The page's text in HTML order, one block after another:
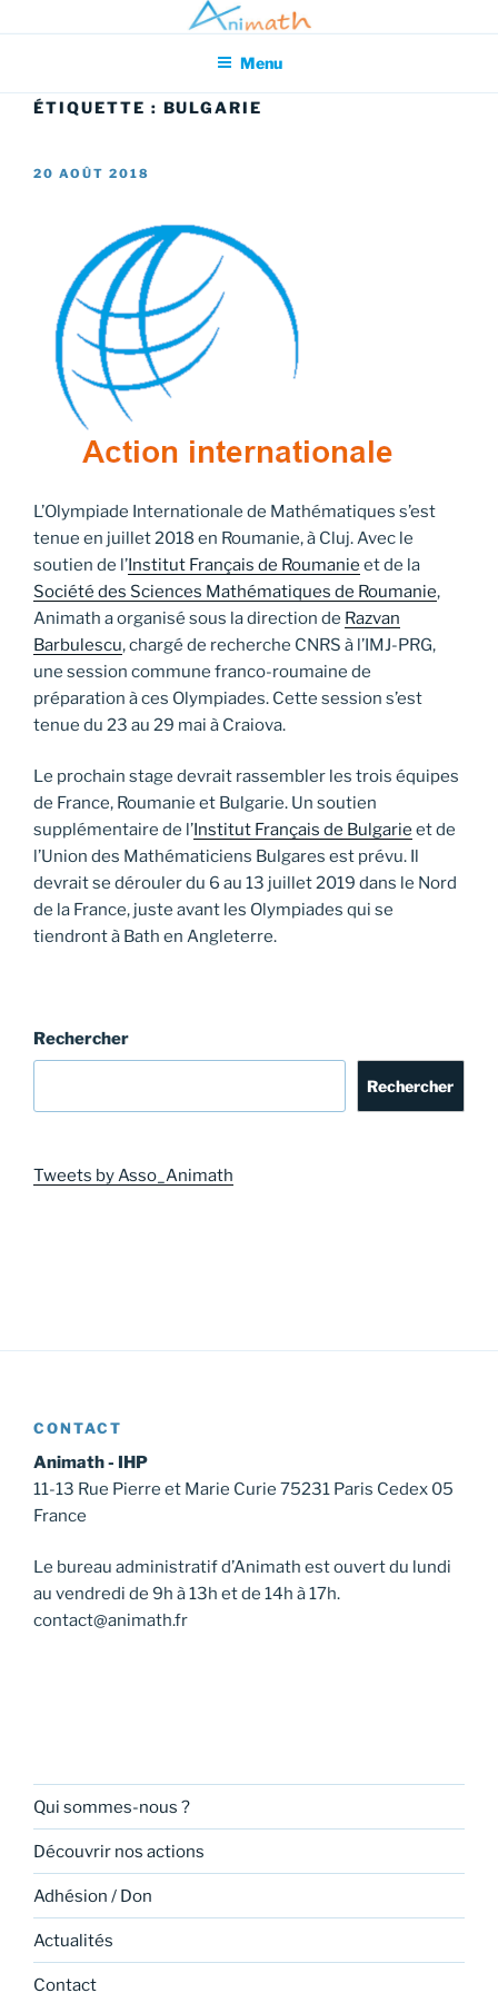
au
principal
Association pour l'Animation en Mathématiques
Menu
ÉTIQUETTE : BULGARIE
PUBLIÉ
20 AOÛT 2018
L’Olympiade Internationale de Mathématiques s’est
tenue en juillet 2018 en Roumanie, à Cluj. Avec le
soutien de l’Institut Français de Roumanie et de la
Société des Sciences Mathématiques de Roumanie,
Animath a organisé sous la direction de Razvan
Barbulescu, chargé de recherche CNRS à l’IMJ-PRG,
une session commune franco-roumaine de
préparation à ces Olympiades. Cette session s’est
tenue du 23 au 29 mai à Craiova.
Le prochain stage devrait rassembler les trois équipes
de France, Roumanie et Bulgarie. Un soutien
supplémentaire de l’Institut Français de Bulgarie et de
l’Union des Mathématiciens Bulgares est prévu. Il
devrait se dérouler du 6 au 13 juillet 2019 dans le Nord
de la France, juste avant les Olympiades qui se
tiendront à Bath en Angleterre.
Rechercher
Rechercher
Tweets by Asso_Animath
CONTACT
Animath - IHP
11-13 Rue Pierre et Marie Curie 75231 Paris Cedex 05
France
Le bureau administratif d’Animath est ouvert du lundi
au vendredi de 9h à 13h et de 14h à 17h.
contact@animath.fr
Qui sommes-nous ?
Découvrir nos actions
Adhésion / Don
Actualités
Contact